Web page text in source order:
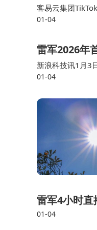
客易云集团
社交营销新纪元
01-04
雷军2026年
新浪科技讯1月3
年里面，坚持投
01-04
雷军4小时
01-04